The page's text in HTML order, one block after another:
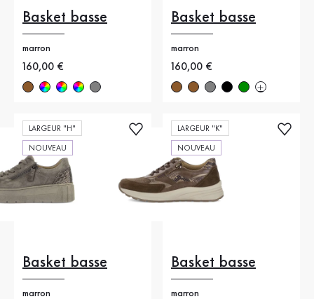
Basket basse
marron
Nouveau prix
160,00 €
Basket basse
marron
Nouveau prix
160,00 €
LARGEUR "H"
NOUVEAU
Basket basse
marron
LARGEUR "K"
NOUVEAU
Basket basse
marron